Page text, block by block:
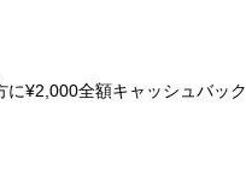
に¥2,000全額キャッシュバック